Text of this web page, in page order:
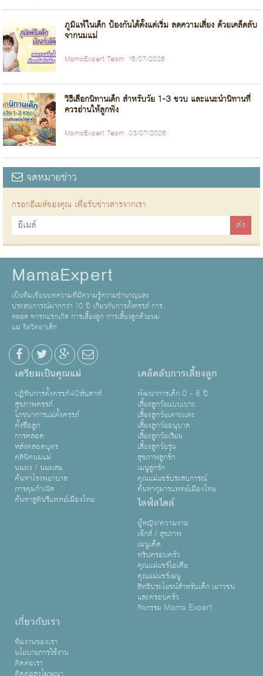
ภูมิแพ้ในเด็ก ป้องกันได้ตั้งแต่เริ่ม ลดความเสี่ยง ด้วยเคล็ดลับ
จากนมแม่
MamaExpert Team 15/07/2026
วิธีเลือกนิทานเด็ก สำหรับวัย 1-3 ขวบ และแนะนำนิทานที่
ควรอ่านให้ลูกฟัง
MamaExpert Team 03/07/2026
จดหมายข่าว
กรอกอีเมล์ของคุณ เพื่อรับข่าวสารจากเรา
MamaExpert
เป็นทีมเขียนบทความที่มีความรู้ความชำนาญและ
ประสบการณ์มากกว่า 10 ปี เกี่ยวกับการตั้งครรภ์ การ
คลอด ทารกแรกเกิด การเลี้ยงลูก การเลี้ยงลูกด้วยนม
แม่ จิตวิทยาเด็ก
เตรียมเป็นคุณแม่
ปฏิทินการตั้งครรภ์40สัปดาห์
สุขภาพครรภ์
โภชนาการแม่ตั้งครรภ์
ตั้งชื่อลูก
การคลอด
หลังคลอดบุตร
คลินิคนมแม่
นมผง / นมผสม
ค้นหาโรงพยาบาล
การคุมกำเนิด
ค้นหาสูตินรีแพทย์เมืองไทย
เคล็ดลับการเลี้ยงลูก
พัฒนาการเด็ก 0 - 6 ปี
เลี้ยงลูกวัยแบบเบาะ
เลี้ยงลูกวัยเตาะเเตะ
เลี้ยงลูกวัยอนุบาล
เลี้ยงลูกวัยเรียน
เลี้ยงลูกวัยรุ่น
สุขภาพลูกรัก
เมนูลูกรัก
คุณแม่แชร์ประสบการณ์
ค้นหากุมารแพทย์เมืองไทย
ไลฟ์สไตล์
ผู้หญิง/ความงาม
เซ็กส์ / สุขภาพ
เมนูเด็ด
ทริปครอบครัว
คุณแม่แชร์ไอเดีย
คุณแม่แชร์เมนู
สิทธิประโยชน์สำหรับเด็ก เยาวชน
และครอบครัว
กิจกรรม Mama Expert
เกี่ยวกับเรา
ทีมงานของเรา
นโยบายการใช้งาน
ติดต่อเรา